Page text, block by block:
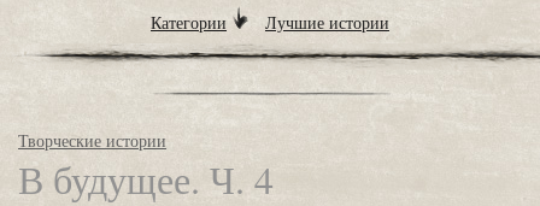
Категории Лучшие истории
Творческие истории
В будущее. Ч. 4